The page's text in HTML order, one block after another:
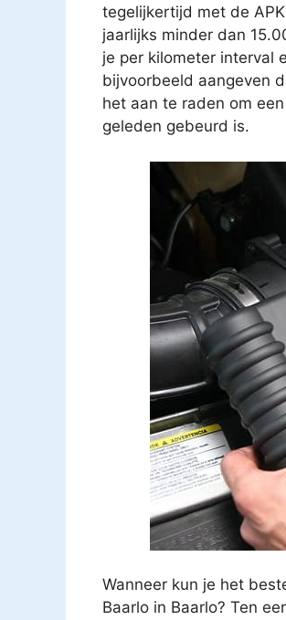
tegelijkertijd met de
jaarlijks minder dan
je per kilometer interval
bijvoorbeeld aangeven
het aan te raden om
geleden gebeurd is.
Wanneer kun je het
Baarlo in Baarlo? Ten